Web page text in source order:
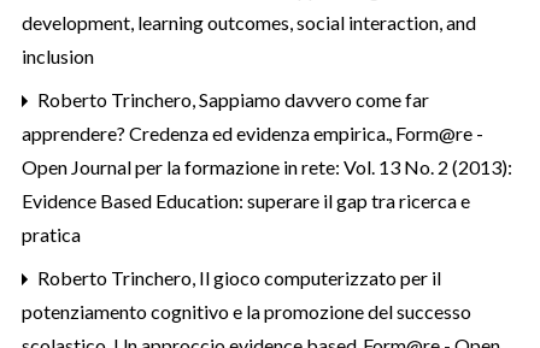
development, learning outcomes, social interaction, and
inclusion
Roberto Trinchero, Sappiamo davvero come far
apprendere? Credenza ed evidenza empirica. Form@re -
Open Journal per la formazione in rete: Vol. 13 No. 2 (2013):
Evidence Based Education: superare il gap tra ricerca e
pratica
Roberto Trinchero, Il gioco computerizzato per il
potenziamento cognitivo e la promozione del successo